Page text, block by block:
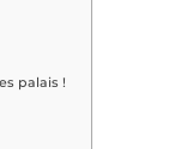
palais !